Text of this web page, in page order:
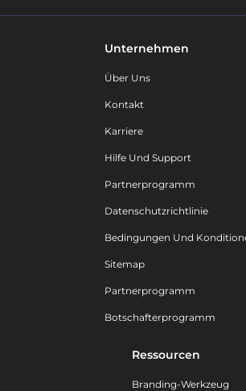
Unternehmen
Über Uns
Kontakt
Karriere
Hilfe Und Support
Partnerprogramm
Datenschutzrichtlinie
Bedingungen Und
Sitemap
Partnerprogramm
Botschafterprogramm
Ressourcen
Branding-Werkzeug